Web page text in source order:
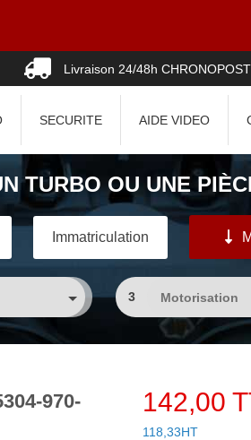
Livraison 24/48h CHRONOPOST
SECURITE AIDE VIDEO
TURBO OU UNE
Immatriculation
3
970-
142,00
118,33HT